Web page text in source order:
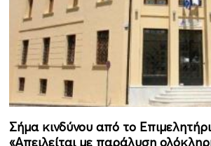
Σήμα κινδύνου από το
«Απειλείται με παράλυση